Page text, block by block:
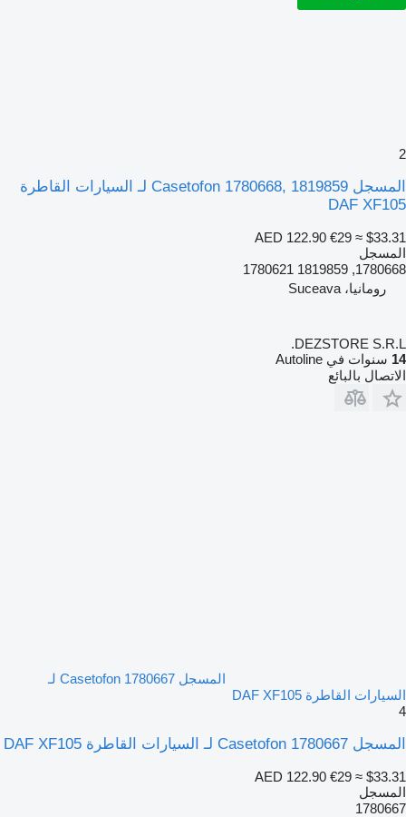
2
المسجل Casetofon 1780668, 1819859 لـ السيارات القاطرة
DAF XF105
AED 122.90 €29 ≈ $33.31
المسجل
1780668, 1819859 1780621
رومانيا، Suceava
DEZSTORE S.R.L.
14 سنوات في Autoline
الاتصال بالبائع
المسجل Casetofon 1780667 لـ
السيارات القاطرة DAF XF105
4
المسجل Casetofon 1780667 لـ السيارات القاطرة DAF XF105
AED 122.90 €29 ≈ $33.31
المسجل
1780667